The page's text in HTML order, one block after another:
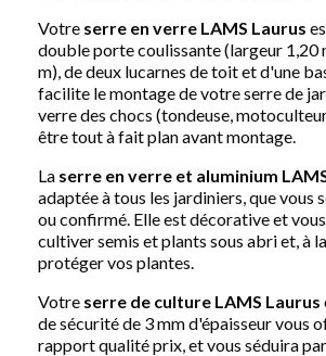
Votre serre en verre LAMS Laurus
double porte coulissante (largeur 1,20
m), de deux lucarnes de toit et d'une
facilite le montage de votre serre de
verre des chocs (tondeuse,
être tout à fait plan avant montage.
La serre en verre et aluminium
adaptée à tous les jardiniers, que vous
ou confirmé. Elle est décorative et
cultiver semis et plants sous abri et, à
protéger vos plantes.
Votre serre de culture LAMS Laurus
de sécurité de 3 mm d'épaisseur vous
rapport qualité prix, et vous séduira